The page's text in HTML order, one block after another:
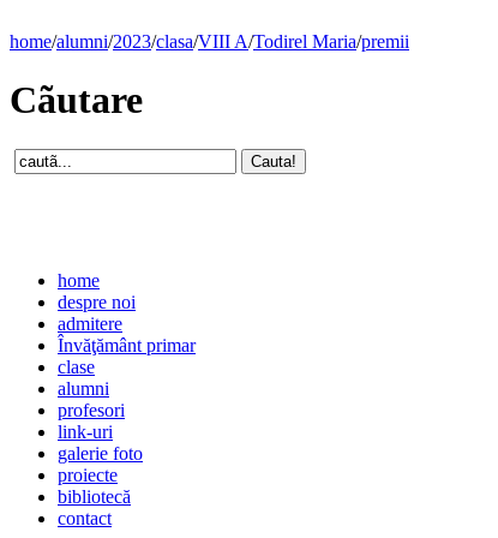
home/alumni/2023/clasa/VIII A/Todirel Maria/premii
Cãutare
home
despre noi
admitere
Învăţământ primar
clase
alumni
profesori
link-uri
galerie foto
proiecte
bibliotecă
contact